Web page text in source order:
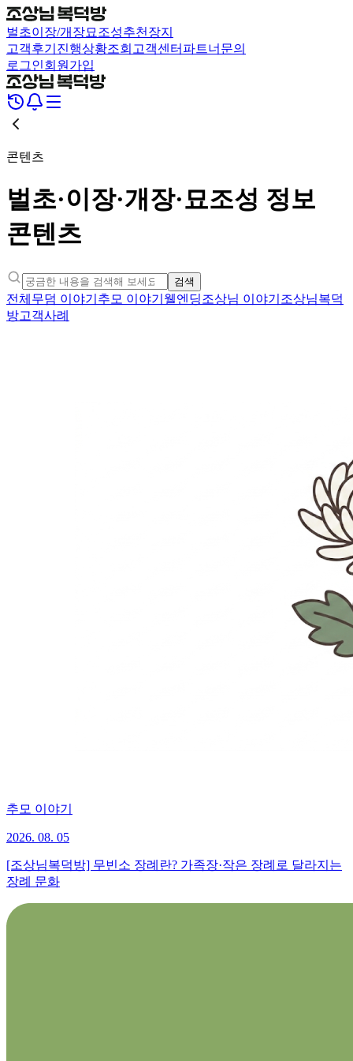
벌초이장/개장묘조성추천장지
고객후기 진행상황조회 고객센터 파트너문의
로그인회원가입
콘텐츠
벌초·이장·개장·묘조성 정보
콘텐츠
검색
전체 무덤 이야기 추모 이야기 웰엔딩조상님 이야기 조상님복덕
방고객사례
추모 이야기
2026. 08. 05
[조상님복덕방] 무빈소 장례란? 가족장·작은 장례로 달라지는
장례 문화